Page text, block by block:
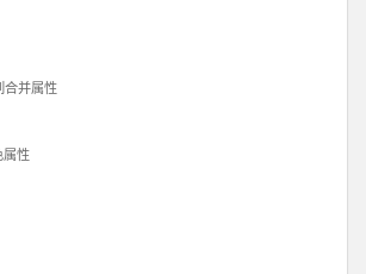
合并属性
属性